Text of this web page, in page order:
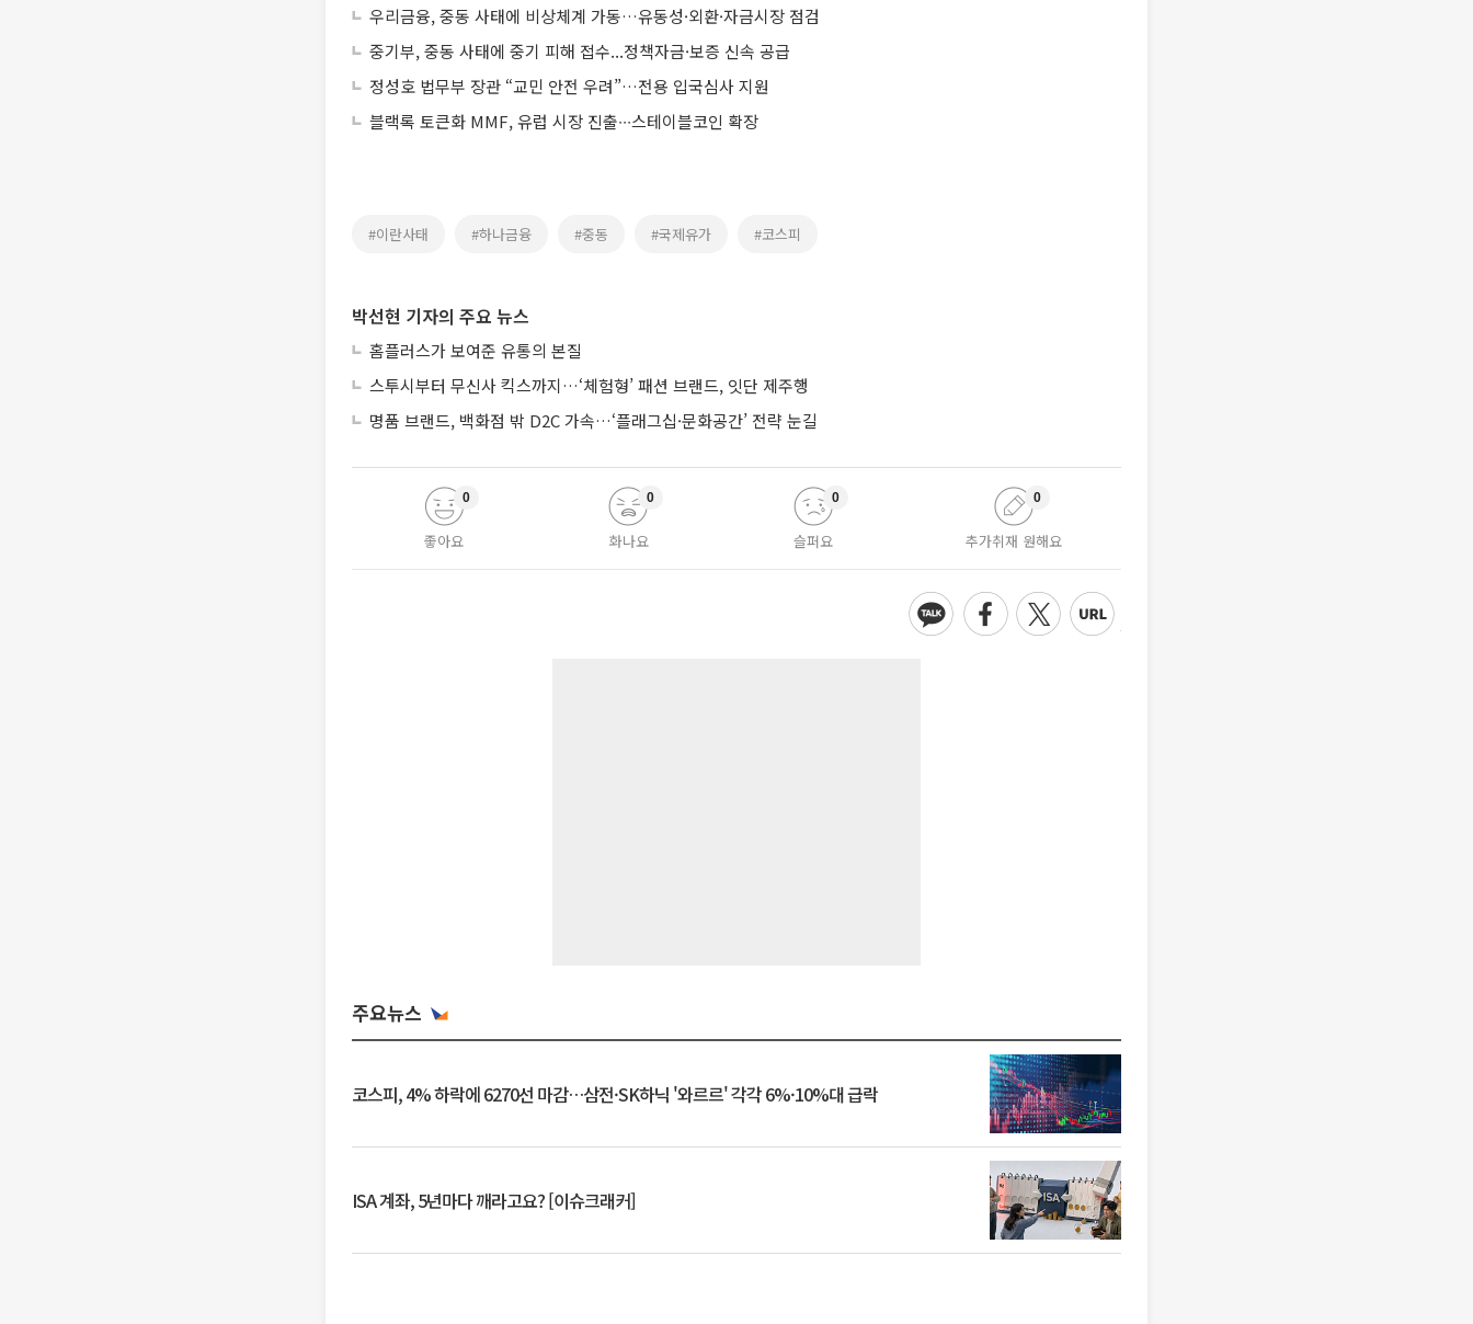
우리금융, 중동 사태에 비상체계 가동…유동성·외환·자금시장 점검
중기부, 중동 사태에 중기 피해 접수...정책자금·보증 신속 공급
정성호 법무부 장관 “교민 안전 우려”…전용 입국심사 지원
블랙록 토큰화 MMF, 유럽 시장 진출∙∙∙스테이블코인 확장
#이란사태 #하나금융 #중동 #국제유가 #코스피
박선현 기자의 주요 뉴스
홈플러스가 보여준 유통의 본질
스투시부터 무신사 킥스까지…‘체험형’ 패션 브랜드, 잇단 제주행
명품 브랜드, 백화점 밖 D2C 가속…‘플래그십·문화공간’ 전략 눈길
좋아요
0
화나요
0
슬퍼요
0
추가취재 원해요
0
주요뉴스
코스피, 4% 하락에 6270선 마감…삼전·SK하닉 '와르르' 각각 6%·10%대 급락
ISA 계좌, 5년마다 깨라고요? [이슈크래커]